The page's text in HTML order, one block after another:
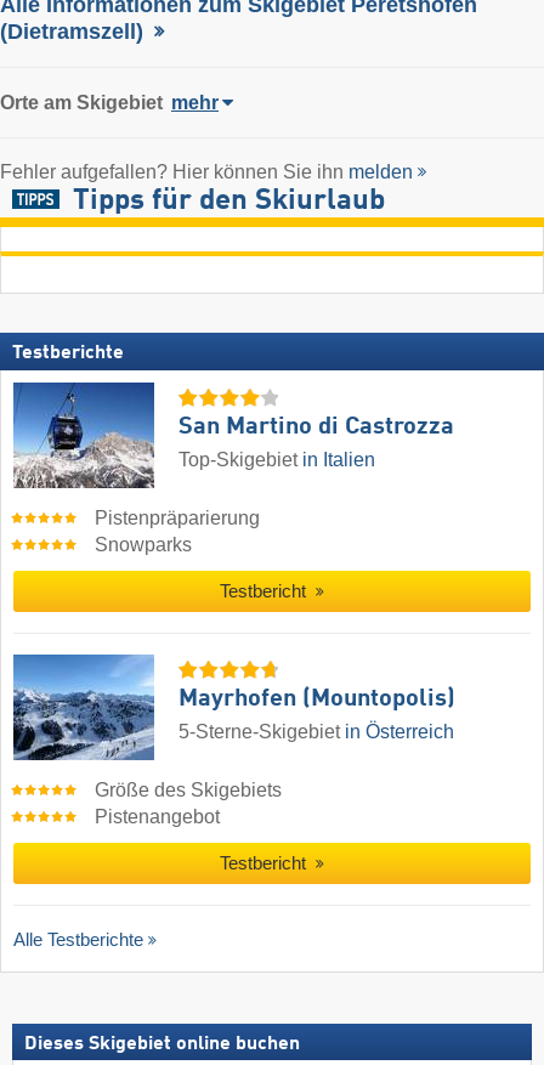
Alle Informationen zum Skigebiet Peretshofen
(Dietramszell)
Orte am Skigebiet mehr
Fehler aufgefallen? Hier können Sie ihn melden
Tipps für den Skiurlaub
Testberichte
San Martino di Castrozza
Top-Skigebiet in Italien
Pistenpräparierung
Snowparks
Testbericht
Mayrhofen (Mountopolis)
5-Sterne-Skigebiet in Österreich
Größe des Skigebiets
Pistenangebot
Testbericht
Alle Testberichte
Dieses Skigebiet online buchen